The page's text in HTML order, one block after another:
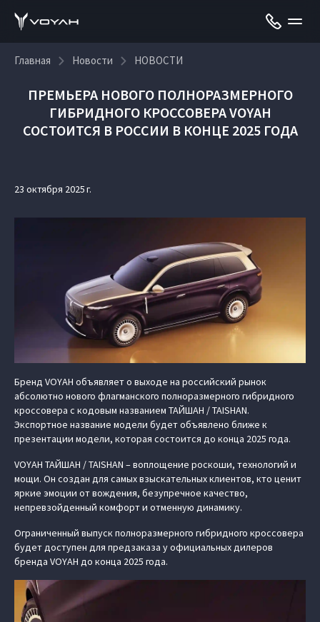
Главная Новости НОВОСТИ
ПРЕМЬЕРА НОВОГО ПОЛНОРАЗМЕРНОГО
ГИБРИДНОГО КРОССОВЕРА VOYAH
СОСТОИТСЯ В РОССИИ В КОНЦЕ 2025 ГОДА
23 октября 2025 г.
Бренд VOYAH объявляет о выходе на российский рынок
абсолютно нового флагманского полноразмерного гибридного
кроссовера с кодовым названием ТАЙШАН / TAISHAN.
Экспортное название модели будет объявлено ближе к
презентации модели, которая состоится до конца 2025 года.
VOYAH ТАЙШАН / TAISHAN – воплощение роскоши, технологий и
мощи. Он создан для самых взыскательных клиентов, кто ценит
яркие эмоции от вождения, безупречное качество,
непревзойденный комфорт и отменную динамику.
Ограниченный выпуск полноразмерного гибридного кроссовера
будет доступен для предзаказа у официальных дилеров
бренда VOYAH до конца 2025 года.